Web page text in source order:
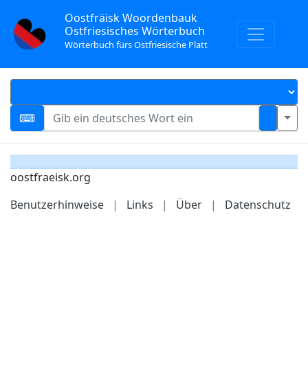
Oostfräisk Woordenbauk
Ostfriesisches Wörterbuch
Wörterbuch fürs Ostfriesische Platt
oostfraeisk.org
Benutzerhinweise
| Links | Über | Datenschutz